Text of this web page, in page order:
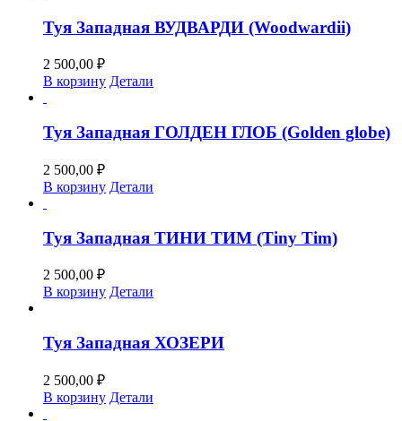
Туя Западная ВУДВАРДИ (Woodwardii)
2 500,00 ₽
В корзину Детали
Туя Западная ГОЛДЕН ГЛОБ (Golden globe)
2 500,00 ₽
В корзину Детали
Туя Западная ТИНИ ТИМ (Tiny Tim)
2 500,00 ₽
В корзину Детали
Туя Западная ХОЗЕРИ
2 500,00 ₽
В корзину Детали